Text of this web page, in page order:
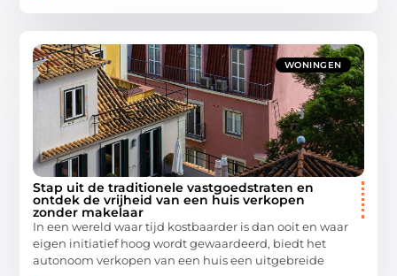
WONINGEN
Stap uit de traditionele vastgoedstraten en
ontdek de vrijheid van een huis verkopen
zonder makelaar
In een wereld waar tijd kostbaarder is dan ooit en waar
eigen initiatief hoog wordt gewaardeerd, biedt het
autonoom verkopen van een huis een uitgebreide